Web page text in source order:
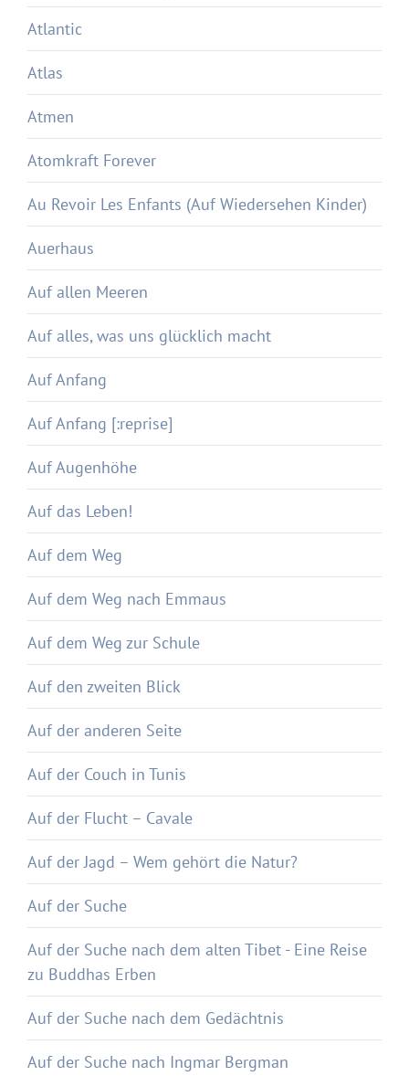
Atlantic
Atlas
Atmen
Atomkraft Forever
Au Revoir Les Enfants (Auf Wiedersehen Kinder)
Auerhaus
Auf allen Meeren
Auf alles, was uns glücklich macht
Auf Anfang
Auf Anfang [:reprise]
Auf Augenhöhe
Auf das Leben!
Auf dem Weg
Auf dem Weg nach Emmaus
Auf dem Weg zur Schule
Auf den zweiten Blick
Auf der anderen Seite
Auf der Couch in Tunis
Auf der Flucht – Cavale
Auf der Jagd – Wem gehört die Natur?
Auf der Suche
Auf der Suche nach dem alten Tibet - Eine Reise
zu Buddhas Erben
Auf der Suche nach dem Gedächtnis
Auf der Suche nach Ingmar Bergman